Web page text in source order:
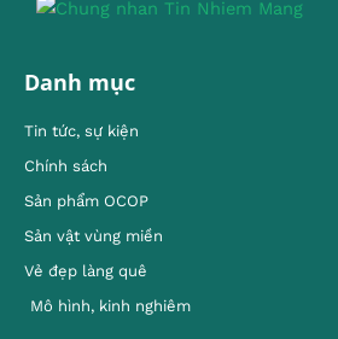
Danh mục
Tin tức, sự kiện
Chính sách
Sản phẩm OCOP
Sản vật vùng miền
Vẻ đẹp làng quê
Mô hình, kinh nghiêm